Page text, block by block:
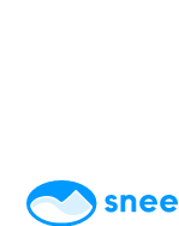
AccommodatiesTips